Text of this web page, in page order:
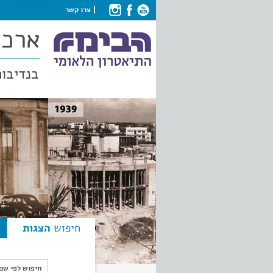
צרו קשר
חיפוש הצגות
חיפוש לפי